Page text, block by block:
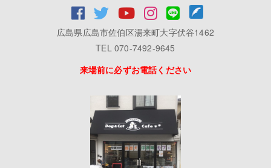
広島県広島市佐伯区湯来町大字伏谷1462
TEL 070-7492-9645
来場前に必ずお電話ください